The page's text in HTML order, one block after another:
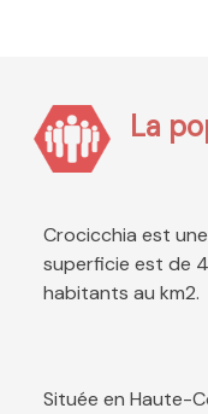
La
Crocicchia est
superficie est de
habitants au km2.
Située en Haute-